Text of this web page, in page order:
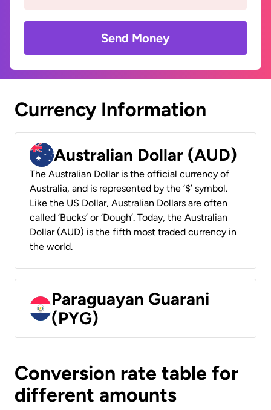
Send Money
Currency Information
Australian Dollar (AUD)
The Australian Dollar is the official currency of
Australia, and is represented by the ‘$’ symbol.
Like the US Dollar, Australian Dollars are often
called ‘Bucks’ or ‘Dough’. Today, the Australian
Dollar (AUD) is the fifth most traded currency in
the world.
Paraguayan Guarani
(PYG)
Conversion rate table for
different amounts